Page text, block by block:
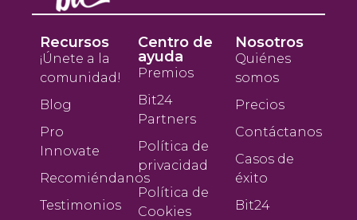
Recursos
¡Únete a la
comunidad!
Blog
Pro
Innovate
Recomiéndanos
Testimonios
Centro de
ayuda
Premios
Bit24
Partners
Política de
privacidad
Política de
Cookies
Nosotros
Quiénes
somos
Precios
Contáctanos
Casos de
éxito
Bit24